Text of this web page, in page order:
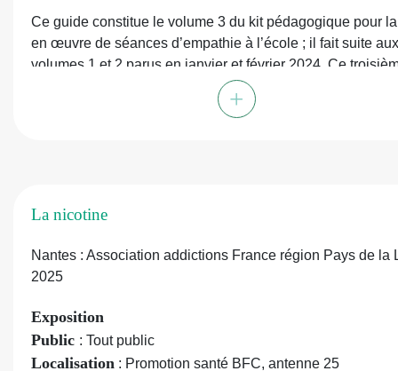
Ce guide constitue le volume 3 du kit pédagogique pour
en œuvre de séances d’empathie à l’école ; il fait suite aux
volumes 1 et 2 parus en janvier et février 2024. Ce
volume propose en introduction quelques
construites à partir de l’évaluation de l’expérimentation
de séances pédagogiques.
+
La nicotine
Nantes : Association addictions France région Pays de la
2025
Exposition
Public : Tout public
Localisation : Promotion santé BFC, antenne 25